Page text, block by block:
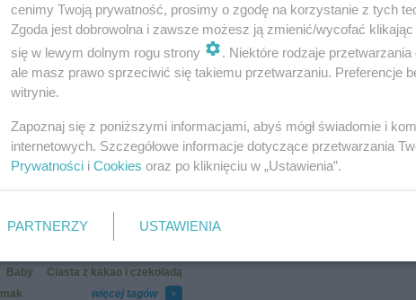
Baby
Ciasta z kakao i czekoladą
mak więcej tagów
cenimy Twoją prywatność, prosimy o zgodę na korzystanie z tych
Zgoda jest dobrowolna i zawsze możesz ją zmienić/wycofać
się w lewym dolnym rogu strony
. Niektóre rodzaje
ale masz prawo sprzeciwić się takiemu przetwarzaniu. Preferencje
witrynie.
Zapoznaj się z poniższymi informacjami, abyś mógł świadomie i
internetowych. Szczegółowe informacje dotyczące przetwarzania
Prywatności i Cookies oraz po kliknięciu w „Ustawienia”.
PARTNERZY USTAWIENIA